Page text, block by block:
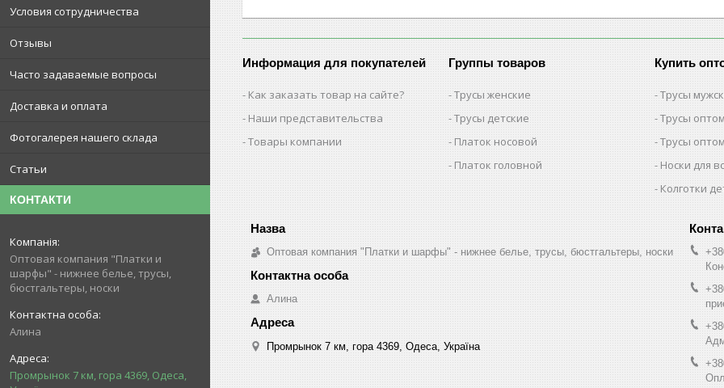
Условия сотрудничества
Отзывы
Часто задаваемые вопросы
Доставка и оплата
Фотогалерея нашего склада
Статьи
КОНТАКТИ
Оптовая компания "Платки и
шарфы" - нижнее белье, трусы,
бюстгальтеры, носки
Алина
Промрынок 7 км, гора 4369, Одеса,
Информация для покупателей
Как заказать товар на сайте?
Наши представительства
Товары компании
Группы товаров
Трусы женские
Трусы детские
Платок носовой
Платок головной
Купить
Трусы
Трусы
Трусы
Носки для
Колготки
Оптовая компания "Платки и шарфы" - нижнее белье, трусы, бюстгальтеры, носки
Алина
Промрынок 7 км, гора 4369, Одеса, Україна